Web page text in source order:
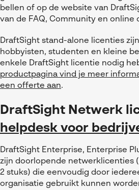
bellen of op de website van
van de FAQ, Community en online
DraftSight stand-alone licenties
hobbyisten, studenten en kleine
enkele DraftSight licentie nodig
productpagina vind je meer
een offerte aan.
DraftSight Netwerk
helpdesk voor
DraftSight Enterprise, Enterprise
zijn doorlopende netwerklicenties
2 stuks) die eenvoudig door
organisatie gebruikt kunnen